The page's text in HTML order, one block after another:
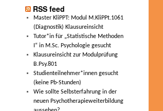
RSS feed
Master KliPPT: Modul M.KliPPt.1061
(Diagnostik) Klausureinsicht
Tutor*in für „Statistische Methoden
I“ in M.Sc. Psychologie gesucht
Klausureinsicht zur Modulprüfung
B.Psy.801
Studienteilnehmer*innen gesucht
(keine Pb-Stunden)
Wie sollte Selbsterfahrung in der
neuen Psychotherapieweiterbildung